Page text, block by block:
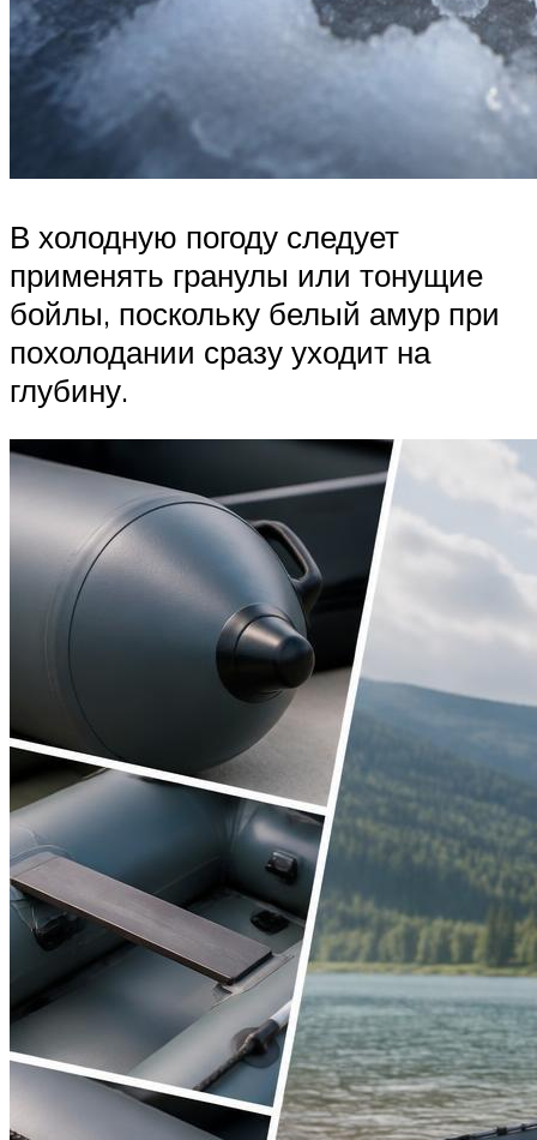
В холодную погоду следует
применять гранулы или тонущие
бойлы, поскольку белый амур при
похолодании сразу уходит на
глубину.